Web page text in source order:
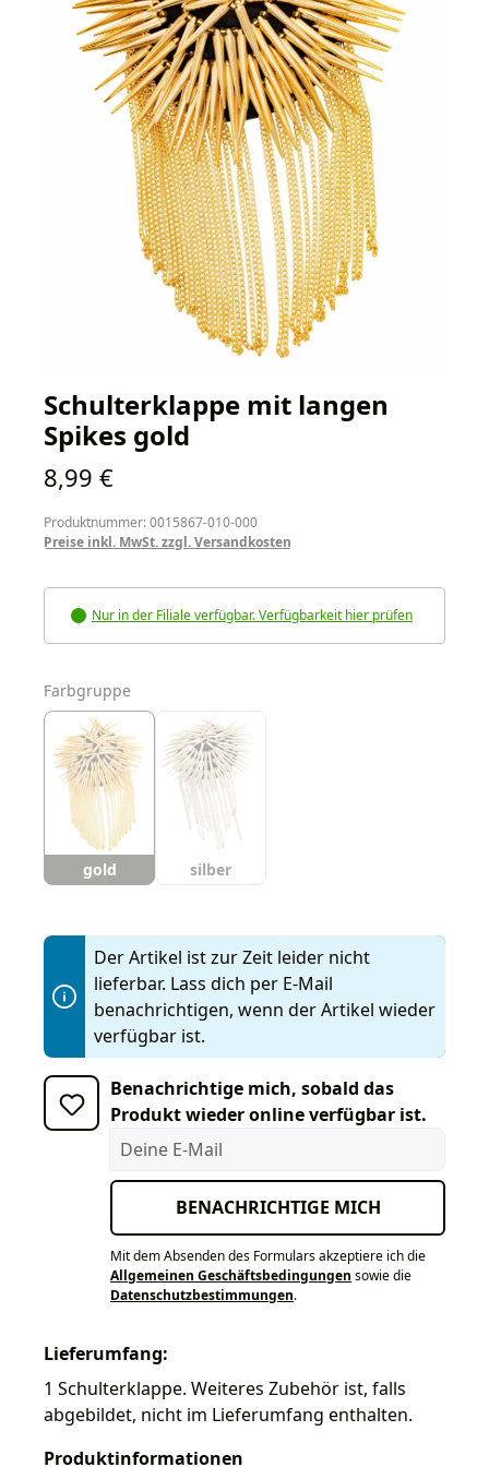
Schulterklappe mit langen
Spikes gold
Regulärer Preis:
8,99 €
Produktnummer: 0015867-010-000
Preise inkl. MwSt. zzgl. Versandkosten
Nur in der Filiale verfügbar. Verfügbarkeit hier prüfen
Farbgruppe
gold silber
Der Artikel ist zur Zeit leider nicht
lieferbar. Lass dich per E-Mail
benachrichtigen, wenn der Artikel wieder
verfügbar ist.
Benachrichtige mich, sobald das
Produkt wieder online verfügbar ist.
Deine E-Mail
BENACHRICHTIGE MICH
Mit dem Absenden des Formulars akzeptiere ich die
Allgemeinen Geschäftsbedingungen sowie die
Datenschutzbestimmungen.
Lieferumfang:
1 Schulterklappe. Weiteres Zubehör ist, falls
abgebildet, nicht im Lieferumfang enthalten.
Produktinformationen